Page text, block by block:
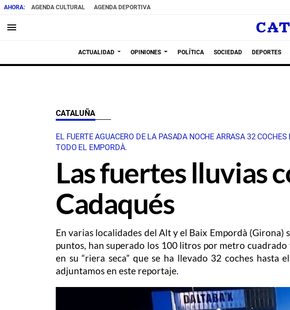
AGENDA CULTURAL AGENDA DEPORTIVA
menu
ACTUALIDAD OPINIONES POLÍTICA SOCIEDAD DEPORTES
CATALUÑA
EL FUERTE AGUACERO DE LA PASADA NOCHE ARRASA 32
TODO EL EMPORDÀ.
Las fuertes lluvias
Cadaqués
En varias localidades del Alt y el Baix Empordà
puntos, han superado los 100 litros por metro
en su “riera seca” que se ha llevado 32 coches
adjuntamos en este reportaje.